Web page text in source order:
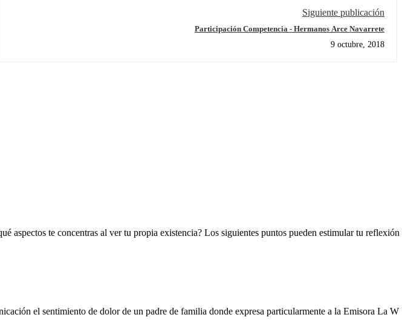
Siguiente publicación
Participación Competencia - Hermanos Arce Navarrete
9 octubre, 2018
aspectos te concentras al ver tu propia existencia? Los siguientes puntos pueden estimular tu reflexión
el sentimiento de dolor de un padre de familia donde expresa particularmente a la Emisora La W